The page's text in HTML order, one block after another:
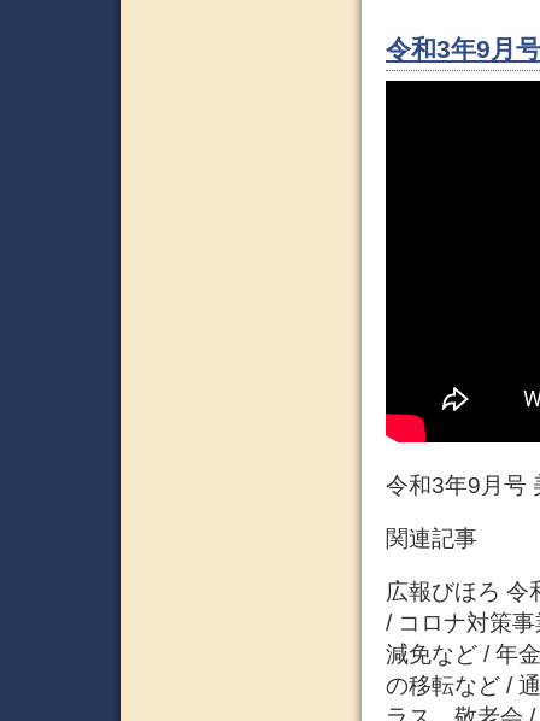
令和3年9月
令和3年9月号
関連記事
広報びほろ 令
/ コロナ対策
減免など / 年
の移転など /